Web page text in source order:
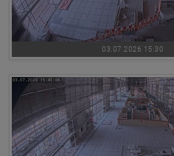
03.07.2026 15:30